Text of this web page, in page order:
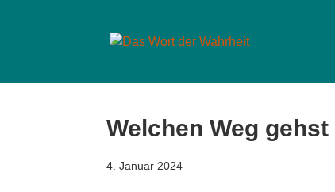
Welchen Weg gehst
4. Januar 2024